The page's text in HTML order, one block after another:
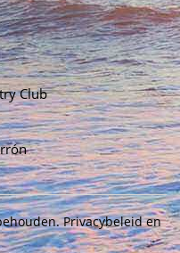
Club
Privacybeleiden